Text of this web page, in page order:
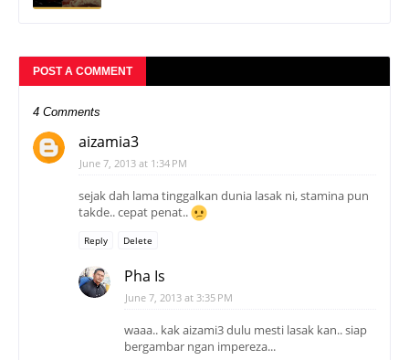
POST A COMMENT
4 Comments
aizamia3
June 7, 2013 at 1:34 PM
sejak dah lama tinggalkan dunia lasak ni, stamina pun
takde.. cepat penat..
Reply Delete
Pha Is
June 7, 2013 at 3:35 PM
waaa.. kak aizami3 dulu mesti lasak kan.. siap
bergambar ngan impereza...